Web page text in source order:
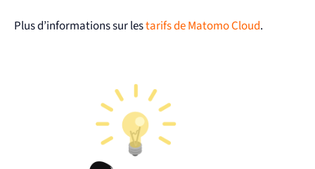
Plus d’informations sur lestarifs de Matomo Cloud.